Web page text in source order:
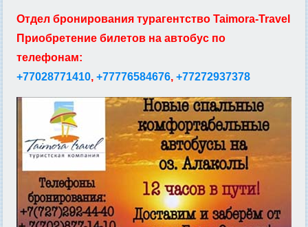
Отдел бронирования турагентство Taimora-Travel
Приобретение билетов на автобус по
телефонам:
+77028771410, +77776584676, +77272937378